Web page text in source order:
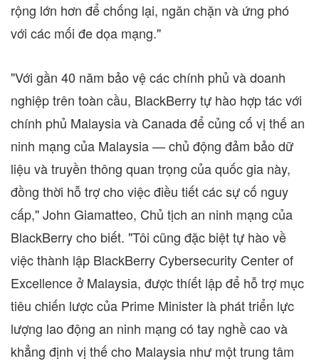
rộng lớn hơn để chống lại, ngăn chặn và ứng phó
với các mối đe dọa mạng."
"Với gần 40 năm bảo vệ các chính phủ và doanh
nghiệp trên toàn cầu, BlackBerry tự hào hợp tác với
chính phủ Malaysiavà Canadađể củng cố vị thế an
ninh mạng của Malaysia— chủ động đảm bảo dữ
liệu và truyền thông quan trọng của quốc gia này,
đồng thời hỗ trợ cho việc điều tiết các sự cố nguy
cấp,"John Giamatteo, Chủ tịch an ninh mạng của
BlackBerry cho biết. "Tôi cũng đặc biệt tự hào về
việc thành lập BlackBerry Cybersecurity Center of
Excellence ở Malaysia, được thíết lập để hỗ trợ mục
tiêu chiến lược của Prime Minister là phát triển lực
lượng lao động an ninh mạng có tay nghề cao và
khẳng định vị thế cho Malaysia như một trung tâm